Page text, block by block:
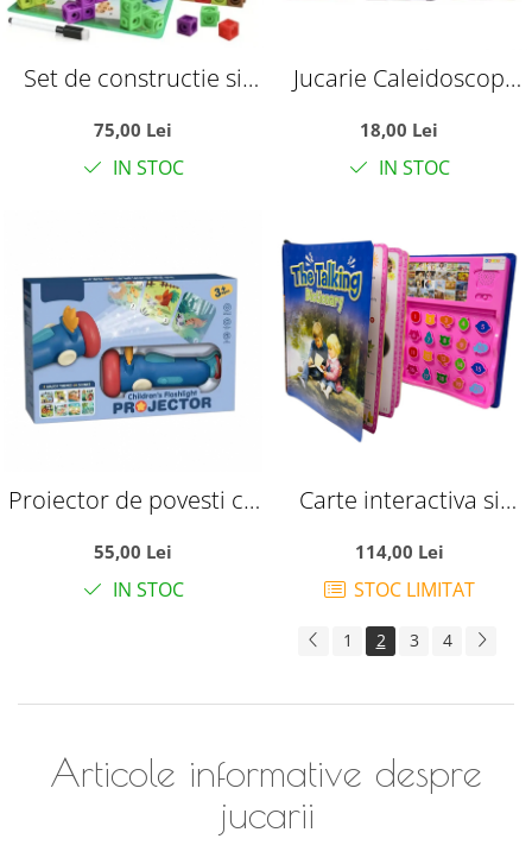
Set de constructie si
cuburi interconectabile,
Dinozaurul, cu 117
75,00 Lei
IN STOC
Jucarie Caleidoscop
Water
18,00 Lei
IN STOC
Proiector de povesti cu
pentru copii
55,00 Lei
IN STOC
Carte interactiva si
Dictionarul vorbitor, cu
500 cuvinte de baza
114,00 Lei
STOC LIMITAT
1 2 3 4
Articole informative despre
jucarii